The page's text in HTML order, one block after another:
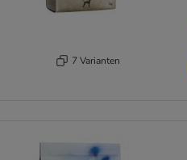
7 Varianten